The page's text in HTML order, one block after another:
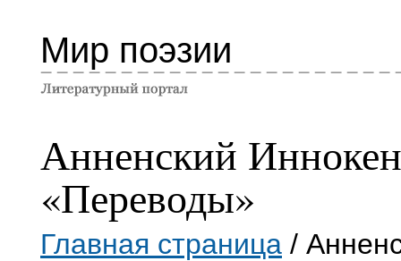
Мир поэзии
Анненский
«Переводы»
Главная страница /